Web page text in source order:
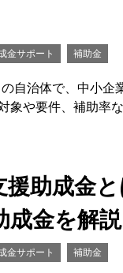
金サポート
補助金
自治体で、中小企
象や要件、補助率
助成金
成金を解説
金サポート
補助金